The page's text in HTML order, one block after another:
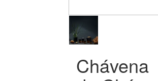
Chávena